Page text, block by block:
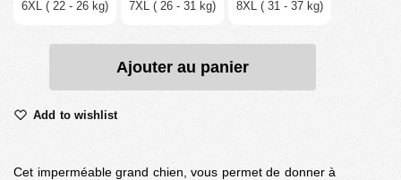
6XL ( 22 - 26 kg) 7XL ( 26 - 31 kg) 8XL ( 31 - 37 kg)
Ajouter au panier
Add to wishlist
Cet imperméable grand chien, vous permet de donner à